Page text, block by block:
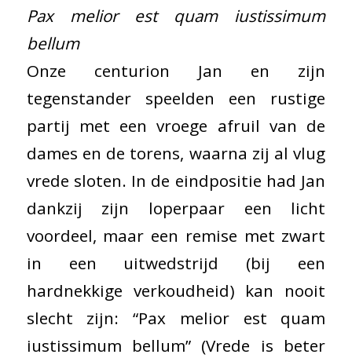
Pax melior est quam iustissimum
bellum
Onze centurion Jan en zijn
tegenstander speelden een rustige
partij met een vroege afruil van de
dames en de torens, waarna zij al vlug
vrede sloten. In de eindpositie had Jan
dankzij zijn loperpaar een licht
voordeel, maar een remise met zwart
in een uitwedstrijd (bij een
hardnekkige verkoudheid) kan nooit
slecht zijn: “Pax melior est quam
iustissimum bellum” (Vrede is beter